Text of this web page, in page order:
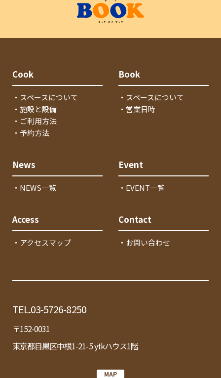
Cook
・スペースについて
・施設と設備
・ご利用方法
・予約方法
Book
・スペースについて
・営業日時
News
・NEWS一覧
Event
・EVENT一覧
Access
・アクセスマップ
Contact
・お問い合わせ
TEL.03-5726-8250
〒152-0031
東京都目黒区中根1-21-5 ytkハウス1階
MAP